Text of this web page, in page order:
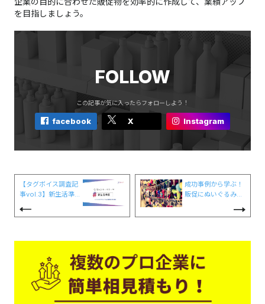
を目指しましょう。
FOLLOW
この記事が気に入ったらフォローしよう！
facebook X Instagram
【タグボイス調査記
事vol.3】新生活準
促アイデアは？約7
成功事例から学ぶ！
販促にぬいぐるみ活